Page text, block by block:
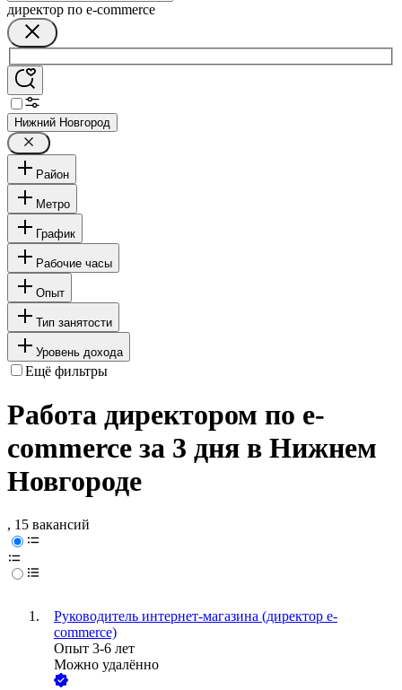
директор по e-commerce
Нижний Новгород
Район
Метро
График
Рабочие часы
Опыт
Тип занятости
Уровень дохода
Ещё фильтры
Работа директором по е-
commerce за 3 дня в Нижнем
Новгороде
, 15 вакансий
Руководитель интернет-магазина (директор e-
commerce)
Опыт 3-6 лет
Можно удалённо